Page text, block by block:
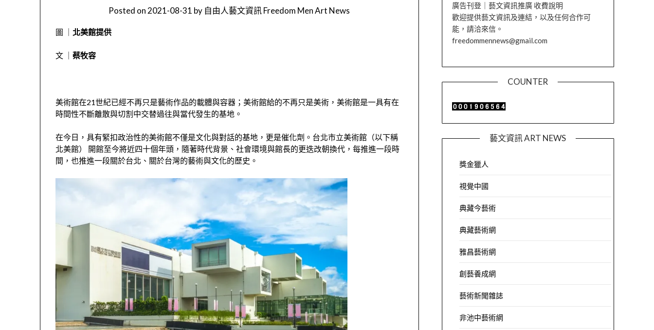
Posted on 2021-08-31 by 自由人藝文資訊 Freedom Men Art News
圖 ｜ 北美館提供
文 ｜蔡牧容
美術館在21世紀已經不再只是藝術作品的載體與容器；美術館給的不再只是美術，美術館是一具有在
時間性不斷離散與切割中交替過往與當代發生的基地。
在今日，具有緊扣政治性的美術館不僅是文化與對話的基地，更是催化劑。台北市立美術館（以下稱
北美館） 開館至今將近四十個年頭，隨著時代背景、社會環境與館長的更迭改朝換代，每推進一段時
間，也推進一段關於台北、關於台灣的藝術與文化的歷史。
廣告刊登｜藝文資訊推廣 收費說明
歡迎提供藝文資訊及連結，以及任何合作可
能，請洽來信。
freedommennews@gmail.com
COUNTER
藝文資訊 ART NEWS
獎金獵人
視覺中國
典藏今藝術
典藏藝術網
雅昌藝術網
創藝養成網
藝術新聞雜誌
非池中藝術網